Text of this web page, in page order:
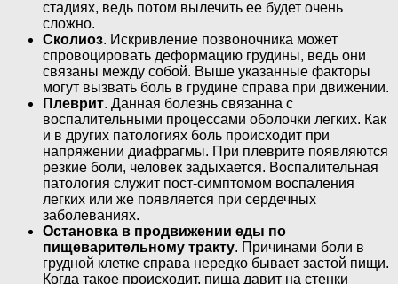
стадиях, ведь потом вылечить ее будет очень
сложно.
Сколиоз. Искривление позвоночника может
спровоцировать деформацию грудины, ведь они
связаны между собой. Выше указанные факторы
могут вызвать боль в грудине справа при движении.
Плеврит. Данная болезнь связанна с
воспалительными процессами оболочки легких. Как
и в других патологиях боль происходит при
напряжении диафрагмы. При плеврите появляются
резкие боли, человек задыхается. Воспалительная
патология служит пост-симптомом воспаления
легких или же появляется при сердечных
заболеваниях.
Остановка в продвижении еды по
пищеварительному тракту. Причинами боли в
грудной клетке справа нередко бывает застой пищи.
Когда такое происходит, пища давит на стенки